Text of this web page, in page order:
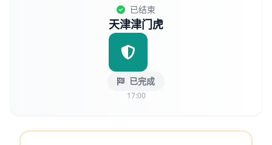
已结束
天津津门虎
已完成
17:00